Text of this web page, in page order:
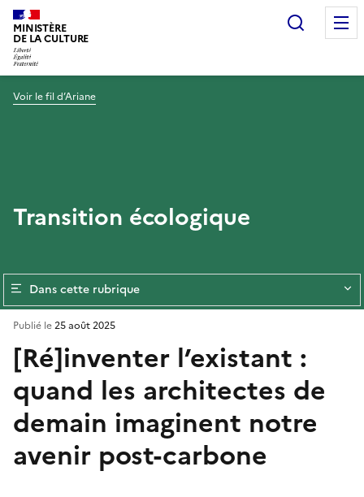
MINISTÈRE
DE LA CULTURE
Voir le fil d’Ariane
Transition écologique
Dans cette rubrique
[Ré]inventer l’existant :
quand les architectes de
demain imaginent notre
avenir post-carbone
Publié le25 août 2025